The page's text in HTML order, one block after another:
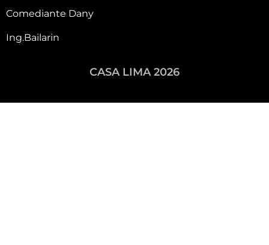
Comediante Dany
Ing.Bailarin
CASA LIMA 2026